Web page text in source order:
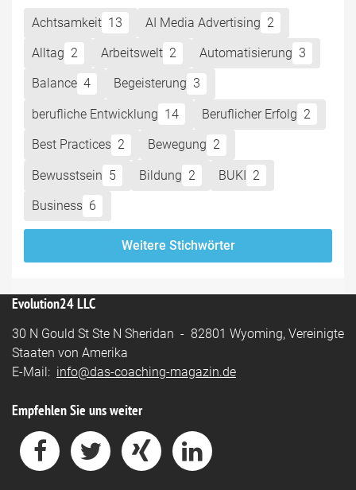
Achtsamkeit 13 AI Media Advertising 2
Alltag 2 Arbeitswelt 2 Automatisierung 3
Balance 4 Begeisterung 3
berufliche Entwicklung 14 Beruflicher Erfolg 2
Best Practices 2 Bewegung 2
Bewusstsein 5 Bildung 2 BUKI 2
Business 6
Weitere Stichwörter
Evolution24 LLC
30 N Gould St Ste N Sheridan - 82801 Wyoming, Vereinigte
Staaten von Amerika
E-Mail: info@das-coaching-magazin.de
Empfehlen Sie uns weiter